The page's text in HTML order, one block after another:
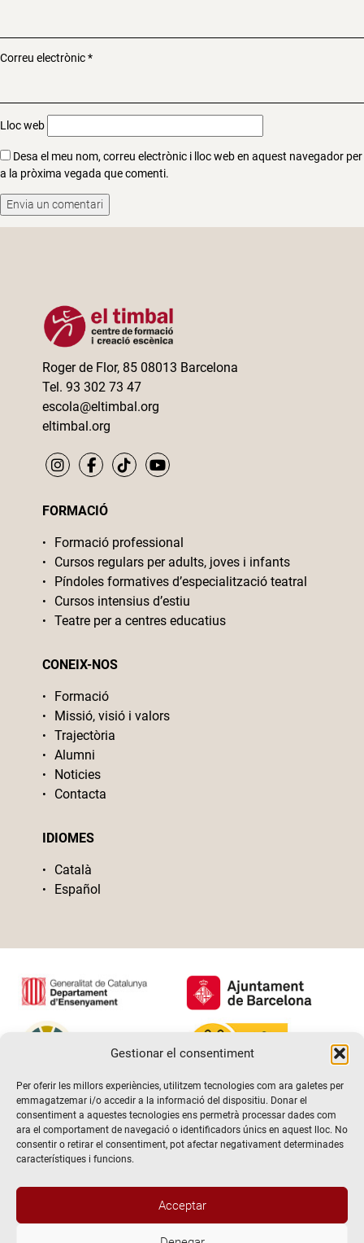
Gestionar el consentiment
Per oferir les millors experiències, utilitzem tecnologies com ara galetes per
emmagatzemar i/o accedir a la informació del dispositiu. Donar el
consentiment a aquestes tecnologies ens permetrà processar dades com
ara el comportament de navegació o identificadors únics en aquest lloc. No
consentir o retirar el consentiment, pot afectar negativament determinades
característiques i funcions.
Acceptar
Correu electrònic*
Lloc web
Desa el meu nom, correu electrònic i lloc web en aquest navegador per
a la pròxima vegada que comenti.
Roger de Flor, 85 08013 Barcelona
Tel. 93 302 73 47
escola@eltimbal.org
eltimbal.org
FORMACIÓ
Formació professional
Cursos regulars per adults, joves i infants
Píndoles formatives d’especialització teatral
Cursos intensius d’estiu
Teatre per a centres educatius
CONEIX-NOS
Formació
Missió, visió i valors
Trajectòria
Alumni
Noticies
Contacta
IDIOMES
Català
Español